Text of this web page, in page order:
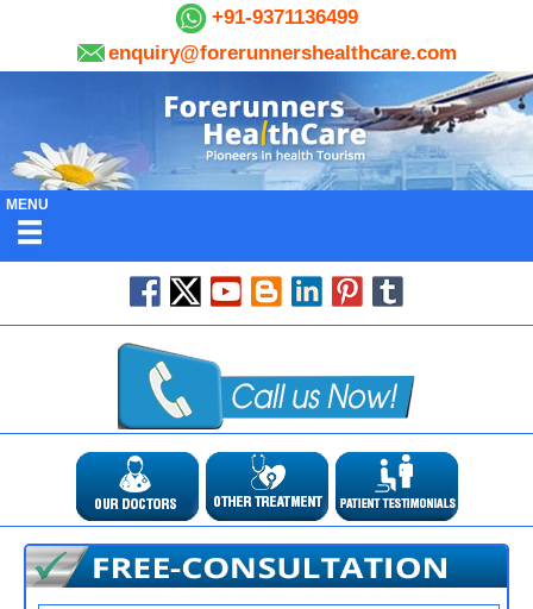
+91-9371136499
enquiry@forerunnershealthcare.com
MENU